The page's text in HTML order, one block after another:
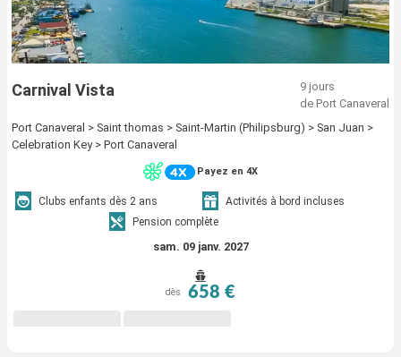
Carnival Vista
9 jours
de Port Canaveral
Port Canaveral > Saint thomas > Saint-Martin (Philipsburg) > San Juan >
Celebration Key > Port Canaveral
Payez en 4X
Clubs enfants dès 2 ans
Activités à bord incluses
Pension complète
sam. 09 janv. 2027
dès 658 €